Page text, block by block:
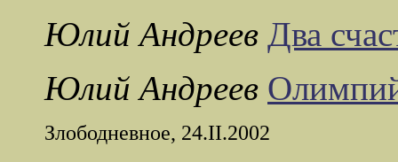
Юлий Андреев Два
Юлий Андреев
Злободневное, 24.II.2002